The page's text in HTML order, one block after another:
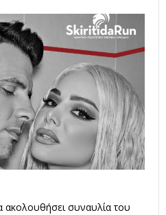
ακολουθήσει συναυλία του